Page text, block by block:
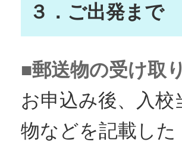
３．ご出発まで
■郵送物の受け取り
お申込み後、入
物などを記載した